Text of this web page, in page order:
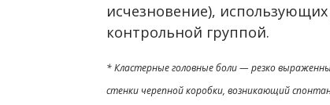
исчезновение),
контрольной группой.
* Кластерные головные боли — резко
стенки черепной коробки, возникающий